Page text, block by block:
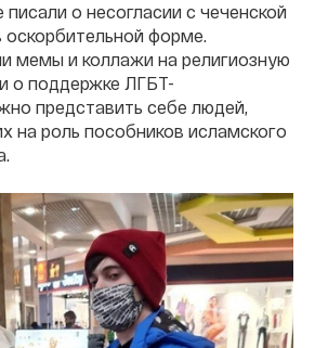
писали о несогласии с чеченской
оскорбительной форме.
мемы и коллажи на религиозную
о поддержке ЛГБТ-
представить себе людей,
на роль пособников исламского